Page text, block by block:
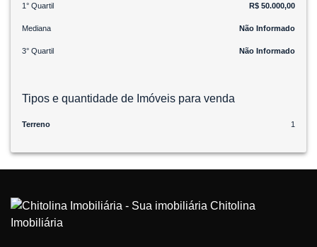
1° Quartil R$ 50.000,00
Mediana Não Informado
3° Quartil Não Informado
Tipos e quantidade de Imóveis para venda
Terreno 1